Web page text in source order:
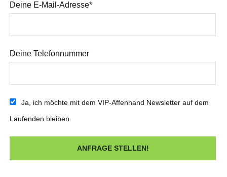
Deine E-Mail-Adresse*
Deine Telefonnummer
Ja, ich möchte mit dem VIP-Affenhand Newsletter auf dem
Laufenden bleiben.